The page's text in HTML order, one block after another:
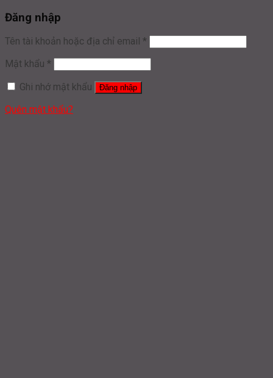
Đăng nhập
Tên tài khoản hoặc địa chỉ email *
Mật khẩu *
Ghi nhớ mật khẩu
Đăng nhập
Quên mật khẩu?